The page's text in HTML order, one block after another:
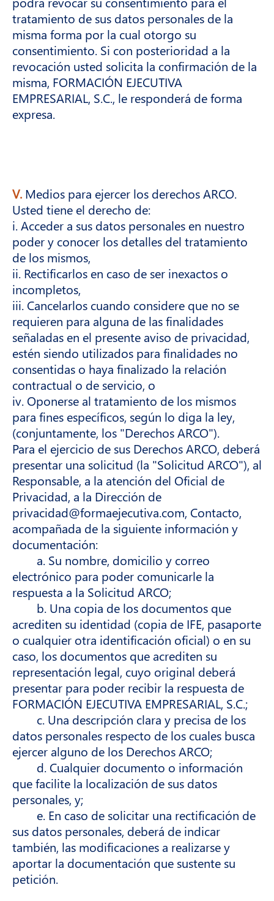
tratamiento de sus datos personales de la
misma forma por la cual otorgo su
consentimiento. Si con posterioridad a la
revocación usted solicita la confirmación de la
misma, FORMACIÓN EJECUTIVA
EMPRESARIAL, S.C., le responderá de forma
expresa.
V. Medios para ejercer los derechos ARCO.
Usted tiene el derecho de:
i. Acceder a sus datos personales en nuestro
poder y conocer los detalles del tratamiento
de los mismos,
ii. Rectificarlos en caso de ser inexactos o
incompletos,
iii. Cancelarlos cuando considere que no se
requieren para alguna de las finalidades
señaladas en el presente aviso de privacidad,
estén siendo utilizados para finalidades no
consentidas o haya finalizado la relación
contractual o de servicio, o
iv. Oponerse al tratamiento de los mismos
para fines específicos, según lo diga la ley,
(conjuntamente, los "Derechos ARCO").
Para el ejercicio de sus Derechos ARCO, deberá
presentar una solicitud (la "Solicitud ARCO"), al
Responsable, a la atención del Oficial de
Privacidad, a la Dirección de
privacidad@formaejecutiva.com, Contacto,
acompañada de la siguiente información y
documentación:
a. Su nombre, domicilio y correo
electrónico para poder comunicarle la
respuesta a la Solicitud ARCO;
b. Una copia de los documentos que
acrediten su identidad (copia de IFE, pasaporte
o cualquier otra identificación oficial) o en su
caso, los documentos que acrediten su
representación legal, cuyo original deberá
presentar para poder recibir la respuesta de
FORMACIÓN EJECUTIVA EMPRESARIAL, S.C.;
c. Una descripción clara y precisa de los
datos personales respecto de los cuales busca
ejercer alguno de los Derechos ARCO;
d. Cualquier documento o información
que facilite la localización de sus datos
personales, y;
e. En caso de solicitar una rectificación de
sus datos personales, deberá de indicar
también, las modificaciones a realizarse y
aportar la documentación que sustente su
petición.